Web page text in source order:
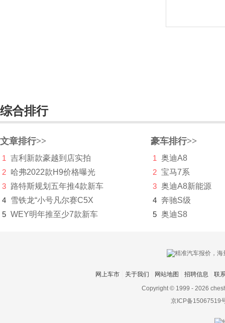
创维汽车
川崎
刺猬汽车
D
大乘汽车
大发
综合排行
文章排行>>
1
吉利新款豪越到店实拍
2 哈弗2022款H9价格曝光
3 路特斯规划五年推4款新车
4 雪铁龙“小号凡尔赛C5X
5 WEY明年推至少7款新车
豪车排行>>
1
奥迪A8
2 宝马7系
3 奥迪A8新能源
4 奔驰S级
5 奥迪S8
网上车市 关于我们 网站地图 招聘信息
联
Copyright © 1999 - 2026
京ICP备15067519